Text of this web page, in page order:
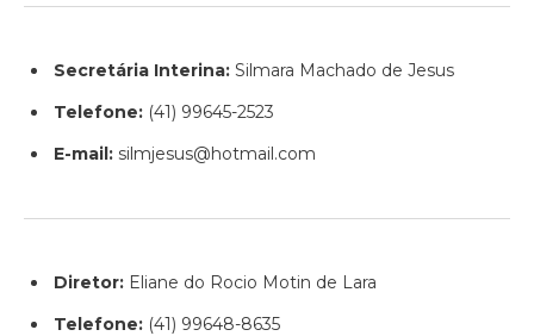
Secretária Interina: Silmara Machado de Jesus
Telefone: (41) 99645-2523
E-mail: silmjesus@hotmail.com
Diretor: Eliane do Rocio Motin de Lara
Telefone: (41) 99648-8635